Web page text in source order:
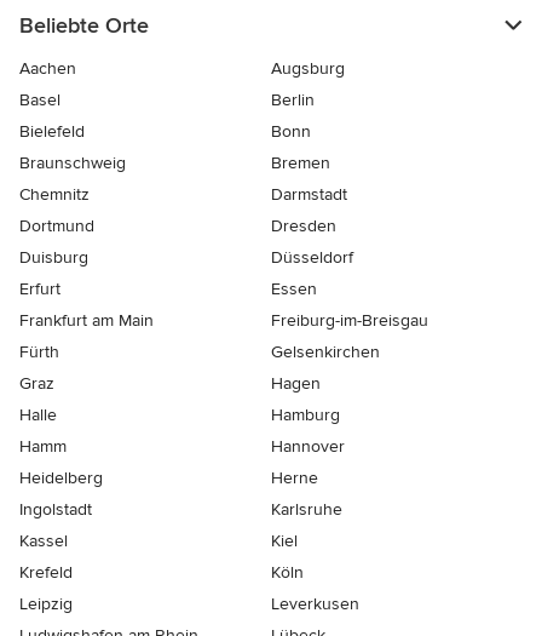
Beliebte Orte
Aachen
Augsburg
Basel
Berlin
Bielefeld
Bonn
Braunschweig
Bremen
Chemnitz
Darmstadt
Dortmund
Dresden
Duisburg
Düsseldorf
Erfurt
Essen
Frankfurt am Main
Freiburg-im-Breisgau
Fürth
Gelsenkirchen
Graz
Hagen
Halle
Hamburg
Hamm
Hannover
Heidelberg
Herne
Ingolstadt
Karlsruhe
Kassel
Kiel
Krefeld
Köln
Leipzig
Leverkusen